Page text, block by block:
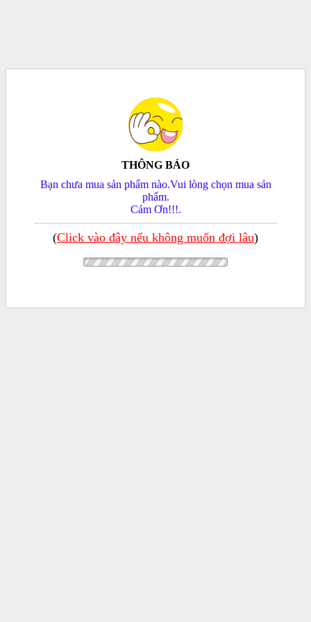
THÔNG BÁO
Bạn chưa mua sản phẩm nào.Vui lòng chọn mua sản
phẩm.
Cảm Ơn!!!.
(Click vào đây nếu không muốn đợi lâu)